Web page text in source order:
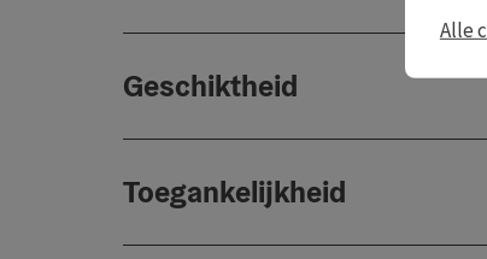
Geschiktheid
Toegankelijkheid
Alle